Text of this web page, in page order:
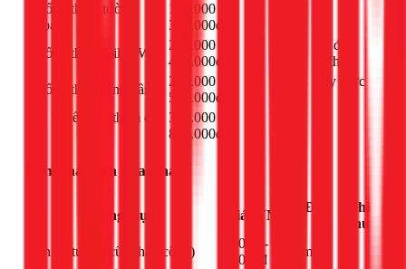
Chống thấm tường
ngoài
150.000 -
300.000đ
Chống thấm toilet, WC
200.000 -
400.000đ
Có đục
gạch
Chống thấm tầng hầm
250.000 -
500.000đ
Tùy mức
Xử lý vết nứt, thấm cục
300.000 -
800.000đ
Sơn nhà, sơn sửa nhà
Hạng mục Giá (VNĐ)
Đơn
Ghi
chú
Sơn lại tường cũ (nhân công)
20.000 -
30.000đ
m²